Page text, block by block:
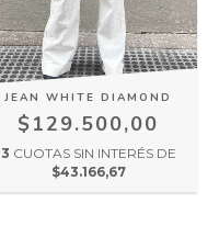
JEAN WHITE DIAMOND
$129.500,00
3 CUOTAS SIN INTERÉS DE
$43.166,67